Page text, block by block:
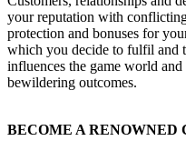
your reputation with
protection and bonuses for
which you decide to fulfil and
influences the game world
bewildering outcomes.
BECOME A RENOWNED